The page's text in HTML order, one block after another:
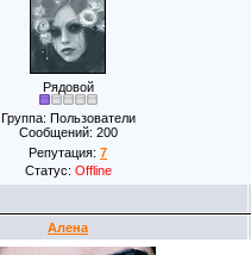
Рядовой
Группа: Пользователи
Сообщений: 200
Репутация: 7
Статус: Offline
Алена